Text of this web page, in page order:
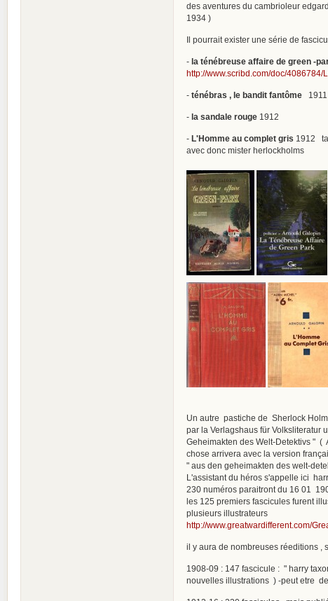
des aventures du cambrioleur
1934 )
Il pourrait exister une série de
- la ténébreuse affaire de green -
http://www.scribd.com/doc/
- ténébras , le bandit fantôme
- la sandale rouge 1912
- L'Homme au complet gris 1912
avec donc mister herlockholms
Un autre pastiche de Sherlock
par la Verlagshaus für
Geheimakten des Welt-Detektivs " (
chose arrivera avec la version
" aus den geheimakten des welt-
L'assistant du héros s'appelle ici
230 numéros paraitront du 16 01
les 125 premiers fascicules furent
plusieurs illustrateurs
http://www.greatwardifferent.com/
il y aura de nombreuses réeditions ,
1908-09 : 147 fascicule : " harry
nouvelles illustrations ) -peut etre